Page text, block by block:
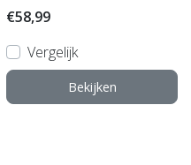
€58,99
Vergelijk
Bekijken